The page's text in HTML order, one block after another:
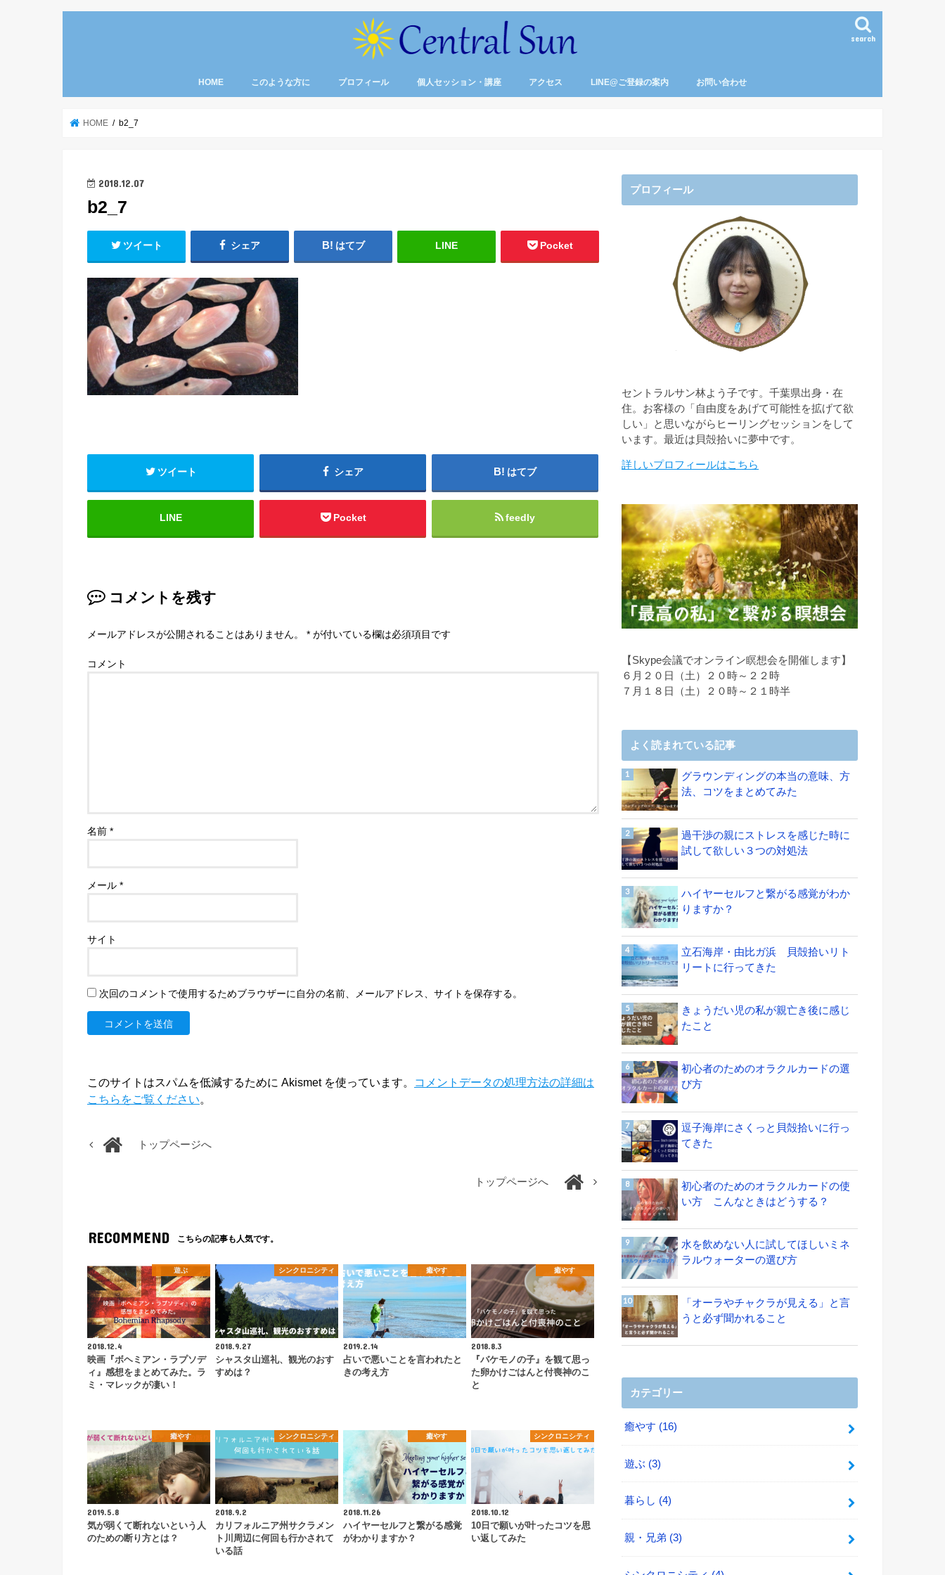
search
HOME このような方に プロフィール 個人セッション・講座 アクセス LINE@ご登録の案内 お問い合わせ
HOME b2_7
2018.12.07
b2_7
ツイート シェア はてブ LINE Pocket
ツイート シェア はてブ
LINE Pocket feedly
コメントを残す
メールアドレスが公開されることはありません。 * が付いている欄は必須項目です
コメント
名前 *
メール *
サイト
次回のコメントで使用するためブラウザーに自分の名前、メールアドレス、サイトを保存する。
このサイトはスパムを低減するために Akismet を使っています。
コメントデータの処理方法の詳細は
こちらをご覧ください。
トップページへ
トップページへ
RECOMMEND こちらの記事も人気です。
遊ぶ
2018.12.4
映画『ボヘミアン・ラプソデ
ィ』感想をまとめてみた。ラ
ミ・マレックが凄い！
シンクロニシティ
2018.9.27
シャスタ山巡礼、観光のおす
すめは？
癒やす
2019.2.14
占いで悪いことを言われたと
きの考え方
癒やす
2018.8.3
『バケモノの子』を観て思っ
た卵かけごはんと付喪神のこ
と
癒やす
2019.5.8
気が弱くて断れないという人
のための断り方とは？
シンクロニシティ
2018.9.2
カリフォルニア州サクラメン
ト川周辺に何回も行かされて
いる話
癒やす
2018.11.26
ハイヤーセルフと繋がる感覚
がわかりますか？
シンクロニシティ
2018.10.12
10日で願いが叶ったコツを思
い返してみた
プロフィール
セントラルサン林よう子です。千葉県出身・在
住。お客様の「自由度をあげて可能性を拡げて欲
しい」と思いながらヒーリングセッションをして
います。最近は貝殻拾いに夢中です。
詳しいプロフィールはこちら
【Skype会議でオンライン瞑想会を開催します】
６月２０日（土）２０時～２２時
７月１８日（土）２０時～２１時半
よく読まれている記事
グラウンディングの本当の意味、方
法、コツをまとめてみた
過干渉の親にストレスを感じた時に
試して欲しい３つの対処法
ハイヤーセルフと繋がる感覚がわか
りますか？
立石海岸・由比ガ浜 貝殻拾いリト
リートに行ってきた
きょうだい児の私が親亡き後に感じ
たこと
初心者のためのオラクルカードの選
び方
逗子海岸にさくっと貝殻拾いに行っ
てきた
初心者のためのオラクルカードの使
い方 こんなときはどうする？
水を飲めない人に試してほしいミネ
ラルウォーターの選び方
「オーラやチャクラが見える」と言
うと必ず聞かれること
カテゴリー
癒やす (16)
遊ぶ (3)
暮らし (4)
親・兄弟 (3)